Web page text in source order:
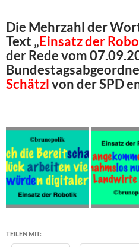
Die Mehrzahl der
Text „Einsatz der
der Rede vom
Schätzlvon der SPD
TEILEN MIT: